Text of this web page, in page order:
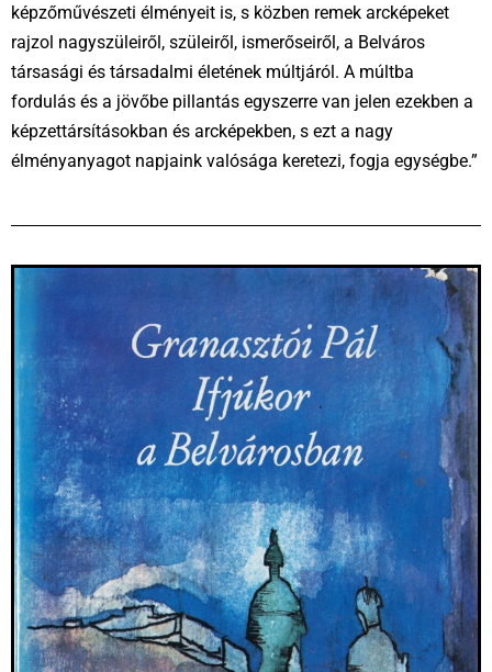
képzőművészeti élményeit is, s közben remek arcképeket
rajzol nagyszüleiről, szüleiről, ismerőseiről, a Belváros
társasági és társadalmi életének múltjáról. A múltba
fordulás és a jövőbe pillantás egyszerre van jelen ezekben a
képzettársításokban és arcképekben, s ezt a nagy
élményanyagot napjaink valósága keretezi, fogja egységbe.”